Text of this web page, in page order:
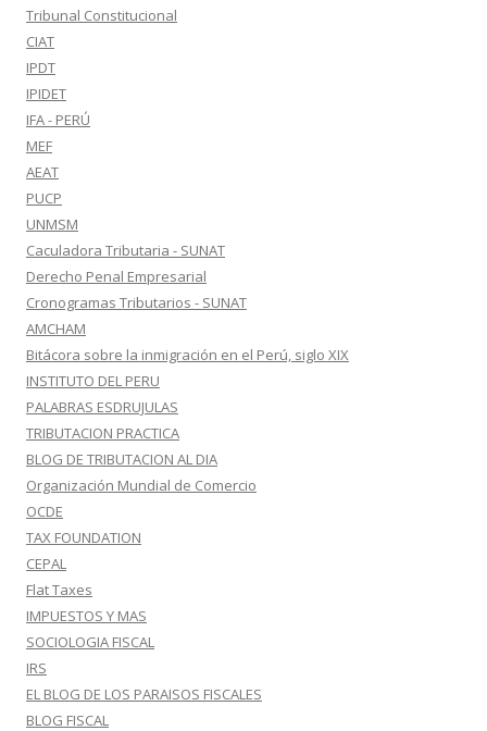
Tribunal Constitucional
CIAT
IPDT
IPIDET
IFA - PERÚ
MEF
AEAT
PUCP
UNMSM
Caculadora Tributaria - SUNAT
Derecho Penal Empresarial
Cronogramas Tributarios - SUNAT
AMCHAM
Bitácora sobre la inmigración en el Perú, siglo XIX
INSTITUTO DEL PERU
PALABRAS ESDRUJULAS
TRIBUTACION PRACTICA
BLOG DE TRIBUTACION AL DIA
Organización Mundial de Comercio
OCDE
TAX FOUNDATION
CEPAL
Flat Taxes
IMPUESTOS Y MAS
SOCIOLOGIA FISCAL
IRS
EL BLOG DE LOS PARAISOS FISCALES
BLOG FISCAL